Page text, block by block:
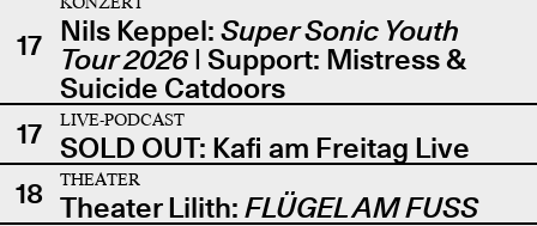
17 Nils Keppel: Super Sonic Youth
Tour 2026| Support: Mistress &
Suicide Catdoors
17
LIVE-PODCAST
SOLD OUT: Kafi am Freitag Live
18
THEATER
Theater Lilith: FLÜGEL AM FUSS